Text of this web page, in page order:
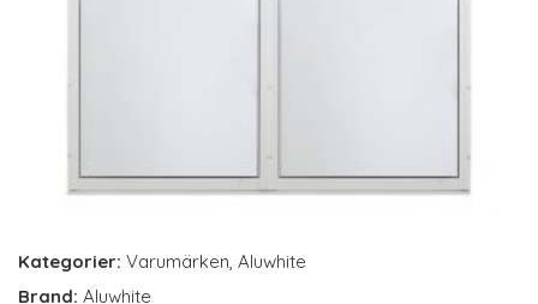
Kategorier: Varumärken, Aluwhite
Brand: Aluwhite